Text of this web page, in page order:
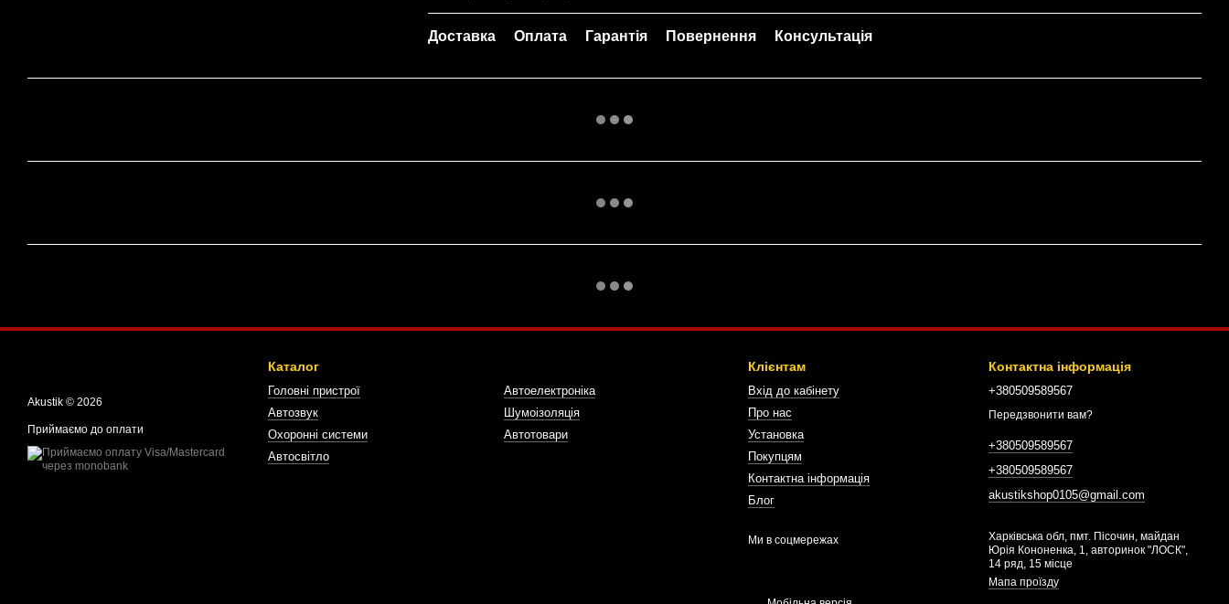
Доставка Оплата Гарантія Повернення Консультація
Akustik © 2026
Приймаємо до оплати
Каталог
Головні пристрої
Автозвук
Охоронні системи
Автосвітло
Автоелектроніка
Шумоізоляція
Автотовари
Клієнтам
Вхід до кабінету
Про нас
Установка
Покупцям
Контактна інформація
Блог
Ми в соцмережах
Контактна інформація
+380509589567
Передзвонити вам?
+380509589567
+380509589567
akustikshop0105@gmail.com
Харківська обл, пмт. Пісочин, майдан
Юрія Кононенка, 1, авторинок "ЛОСК",
14 ряд, 15 місце
Мапа проїзду